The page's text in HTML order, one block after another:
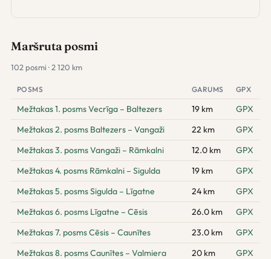
Maršruta posmi
102 posmi · 2 120 km
POSMS GARUMS GPX
Mežtakas 1. posms Vecrīga – Baltezers 19 km
GPX
Mežtakas 2. posms Baltezers – Vangaži
22 km
GPX
Mežtakas 3. posms Vangaži – Rāmkalni
12.0 km
GPX
Mežtakas 4. posms Rāmkalni – Sigulda
19 km
GPX
Mežtakas 5. posms Sigulda – Līgatne
24 km
GPX
Mežtakas 6. posms Līgatne – Cēsis
26.0 km
GPX
Mežtakas 7. posms Cēsis – Caunītes
23.0 km
GPX
Mežtakas 8. posms Caunītes – Valmiera
20 km
GPX